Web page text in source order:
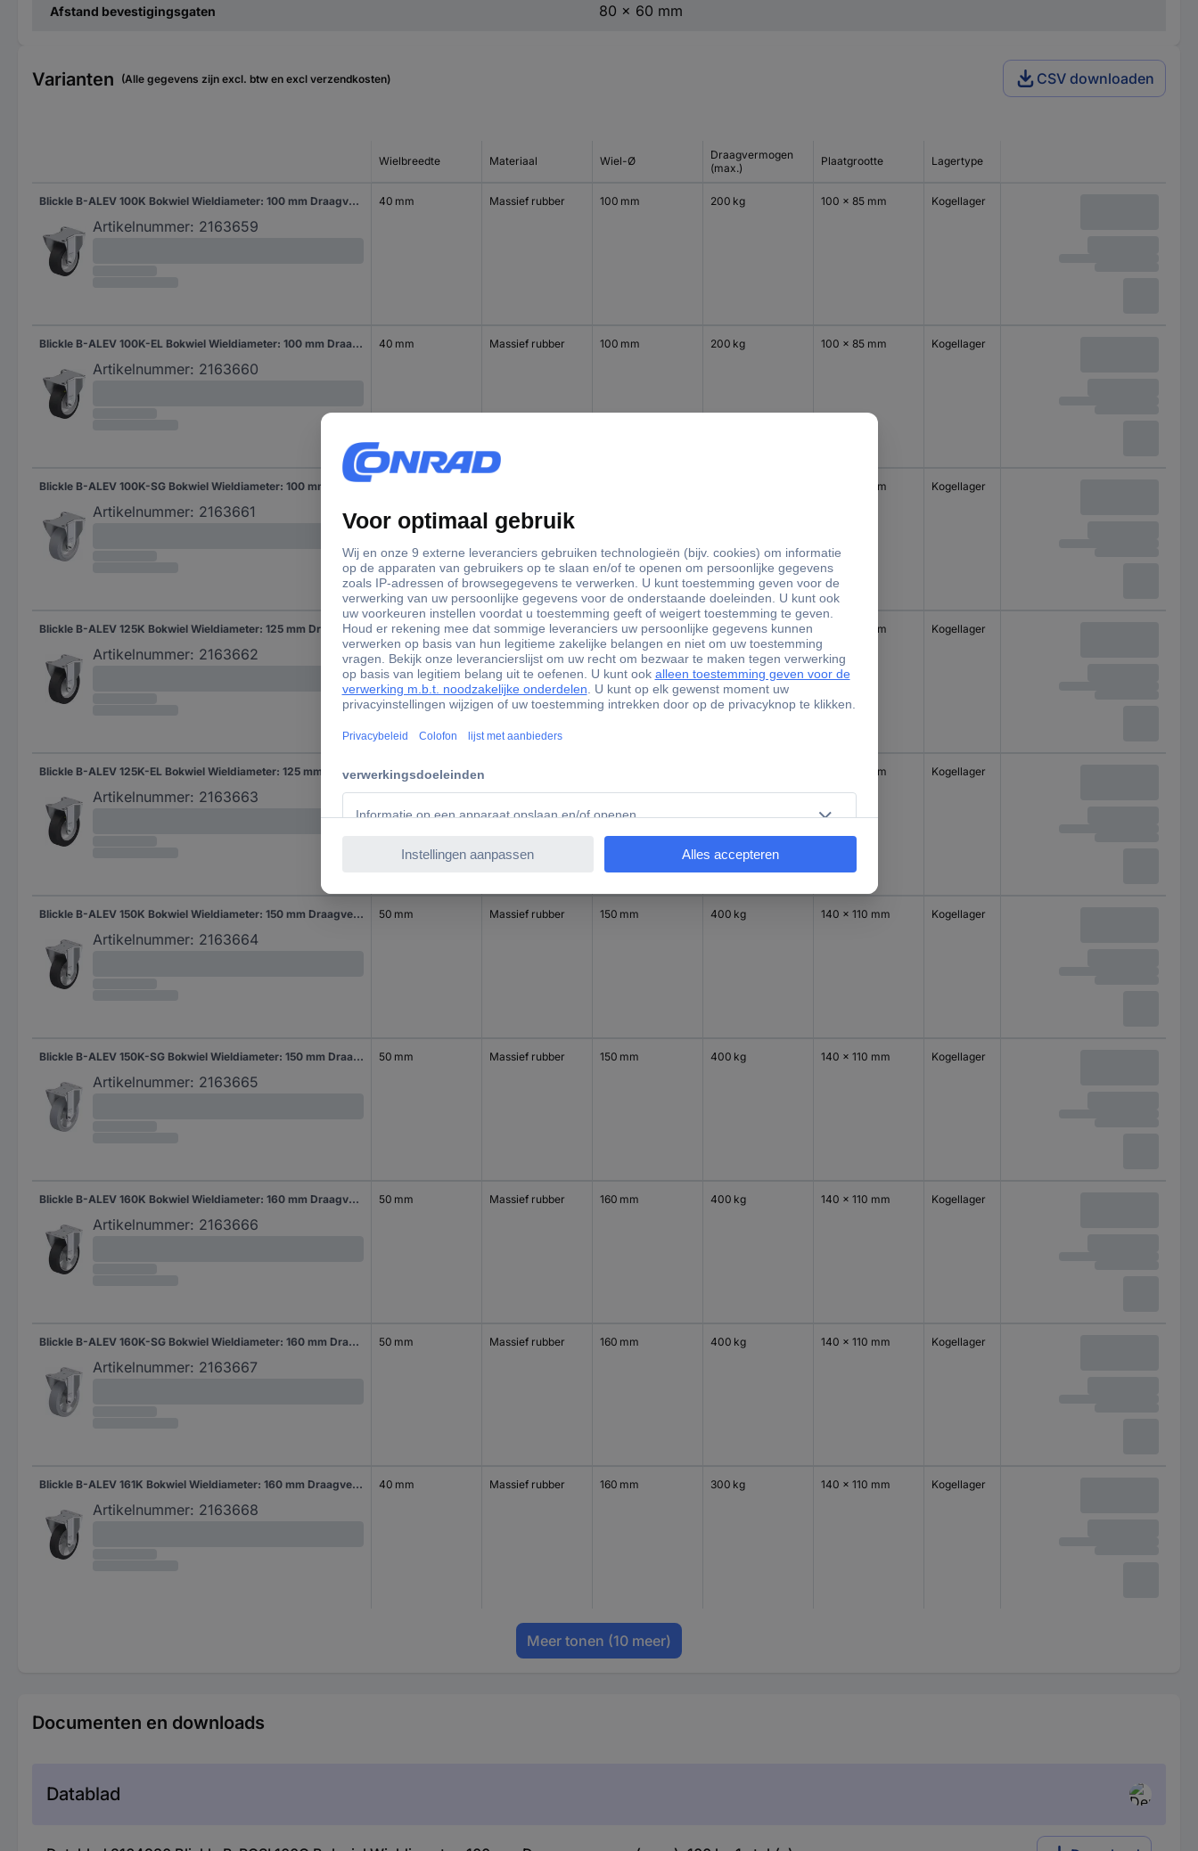
Afstand bevestigingsgaten 80 x 60 mm
Varianten (Alle gegevens zijn excl. btw en excl verzendkosten) CSV downloaden
Wielbreedte Materiaal Wiel-Ø
Draagvermogen
(max.)
Plaatgrootte Lagertype
Blickle B-ALEV 100K Bokwiel Wieldiameter: 100 mm Draagvermogen (max.): 200 kg 1 stuk(s)
Artikelnummer: 2163659
40 mm Massief rubber 100 mm 200 kg 100 x 85 mm Kogellager
Blickle B-ALEV 100K-EL Bokwiel Wieldiameter: 100 mm Draagvermogen (max.): 200 kg 1 stuk(s)
Artikelnummer: 2163660
40 mm Massief rubber 100 mm 200 kg 100 x 85 mm Kogellager
Blickle B-ALEV 100K-SG Bokwiel Wieldiameter: 100 mm Draagvermogen (max.): 200 kg 1 stuk(s)
Artikelnummer: 2163661
100 x 85 mm Kogellager
Blickle B-ALEV 125K Bokwiel Wieldiameter: 125 mm Draagvermogen (max.): 250 kg 1 stuk(s)
Artikelnummer: 2163662
40 mm Massief rubber 125 mm 250 kg 100 x 85 mm Kogellager
Blickle B-ALEV 125K-EL Bokwiel Wieldiameter: 125 mm Draagvermogen (max.): 250 kg 1 stuk(s)
Artikelnummer: 2163663
40 mm 100 x 85 mm Kogellager
Blickle B-ALEV 150K Bokwiel Wieldiameter: 150 mm Draagvermogen (max.): 400 kg 1 stuk(s)
Artikelnummer: 2163664
50 mm Massief rubber 150 mm 400 kg 140 x 110 mm Kogellager
Blickle B-ALEV 150K-SG Bokwiel Wieldiameter: 150 mm Draagvermogen (max.): 400 kg 1 stuk(s)
Artikelnummer: 2163665
50 mm Massief rubber 150 mm 400 kg 140 x 110 mm Kogellager
Blickle B-ALEV 160K Bokwiel Wieldiameter: 160 mm Draagvermogen (max.): 400 kg 1 stuk(s)
Artikelnummer: 2163666
50 mm Massief rubber 160 mm 400 kg 140 x 110 mm Kogellager
Blickle B-ALEV 160K-SG Bokwiel Wieldiameter: 160 mm Draagvermogen (max.): 400 kg 1 stuk(s)
Artikelnummer: 2163667
50 mm Massief rubber 160 mm 400 kg 140 x 110 mm Kogellager
Blickle B-ALEV 161K Bokwiel Wieldiameter: 160 mm Draagvermogen (max.): 300 kg 1 stuk(s)
Artikelnummer: 2163668
40 mm Massief rubber 160 mm 300 kg 140 x 110 mm Kogellager
Meer tonen (10 meer)
Documenten en downloads
Datablad